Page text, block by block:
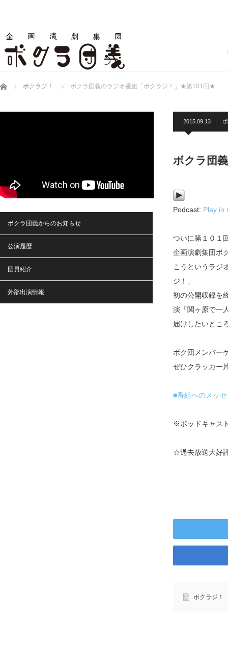
ホーム ボクラジ！ ボクラ団義のラジオ番組「ボクラジ！」★第101回★
2015.09.13
ボクラ団
Podcast: Play in
ついに第１０１
企画演劇集団ボ
こうというラジ
ジ！」
初の公開収録を
演「関ヶ原で一
届けしたいとこ
ボク団メンバー
ぜひクラッカー
■番組へのメッ
※ポッドキャス
☆過去放送大好
ボクラジ！
ボクラ団義からのお知らせ
公演履歴
団員紹介
外部出演情報